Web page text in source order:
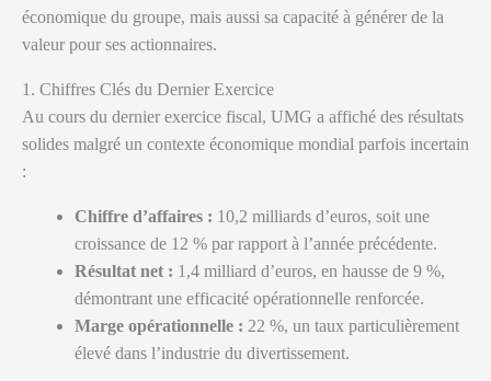
économique du groupe, mais aussi sa capacité à générer de la
valeur pour ses actionnaires.
1. Chiffres Clés du Dernier Exercice
Au cours du dernier exercice fiscal, UMG a affiché des résultats
solides malgré un contexte économique mondial parfois incertain
:
Chiffre d’affaires : 10,2 milliards d’euros, soit une
croissance de 12 % par rapport à l’année précédente.
Résultat net : 1,4 milliard d’euros, en hausse de 9 %,
démontrant une efficacité opérationnelle renforcée.
Marge opérationnelle : 22 %, un taux particulièrement
élevé dans l’industrie du divertissement.